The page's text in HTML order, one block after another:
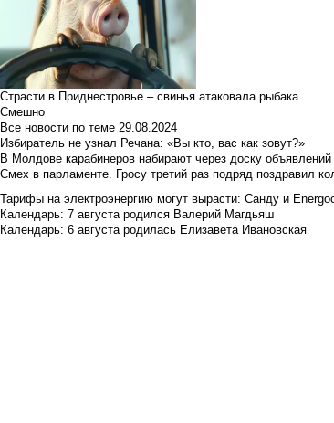
Страсти в Приднестровье – свинья атаковала рыбака
Смешно
Все новости по теме 29.08.2024
Избиратель не узнал Речана: «Вы кто, вас как зовут?»
В Молдове карабинеров набирают через доску объявлений
Смех в парламенте. Гросу третий раз подряд поздравил
Тарифы на электроэнергию могут вырасти: Санду и
Календарь: 7 августа родился Валерий Магдьяш
Календарь: 6 августа родилась Елизавета Ивановская